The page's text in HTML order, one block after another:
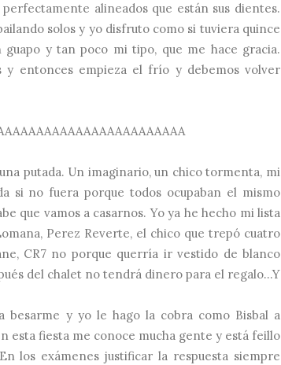
alineados que están sus dientes.
solos y yo disfruto como si tuviera quince
y tan poco mi tipo, que me hace gracia.
y entonces empieza el frío y debemos volver
putada. Un imaginario, un chico tormenta, mi
si no fuera porque todos ocupaban el mismo
que vamos a casarnos. Yo ya he hecho mi lista
Perez Reverte, el chico que trepó cuatro
CR7 no porque querría ir vestido de blanco
del chalet no tendrá dinero para el regalo...Y
besarme y yo le hago la cobra como Bisbal a
esta fiesta me conoce mucha gente y está feillo
los exámenes justificar la respuesta siempre